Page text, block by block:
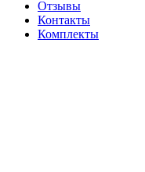
Отзывы
Контакты
Комплекты